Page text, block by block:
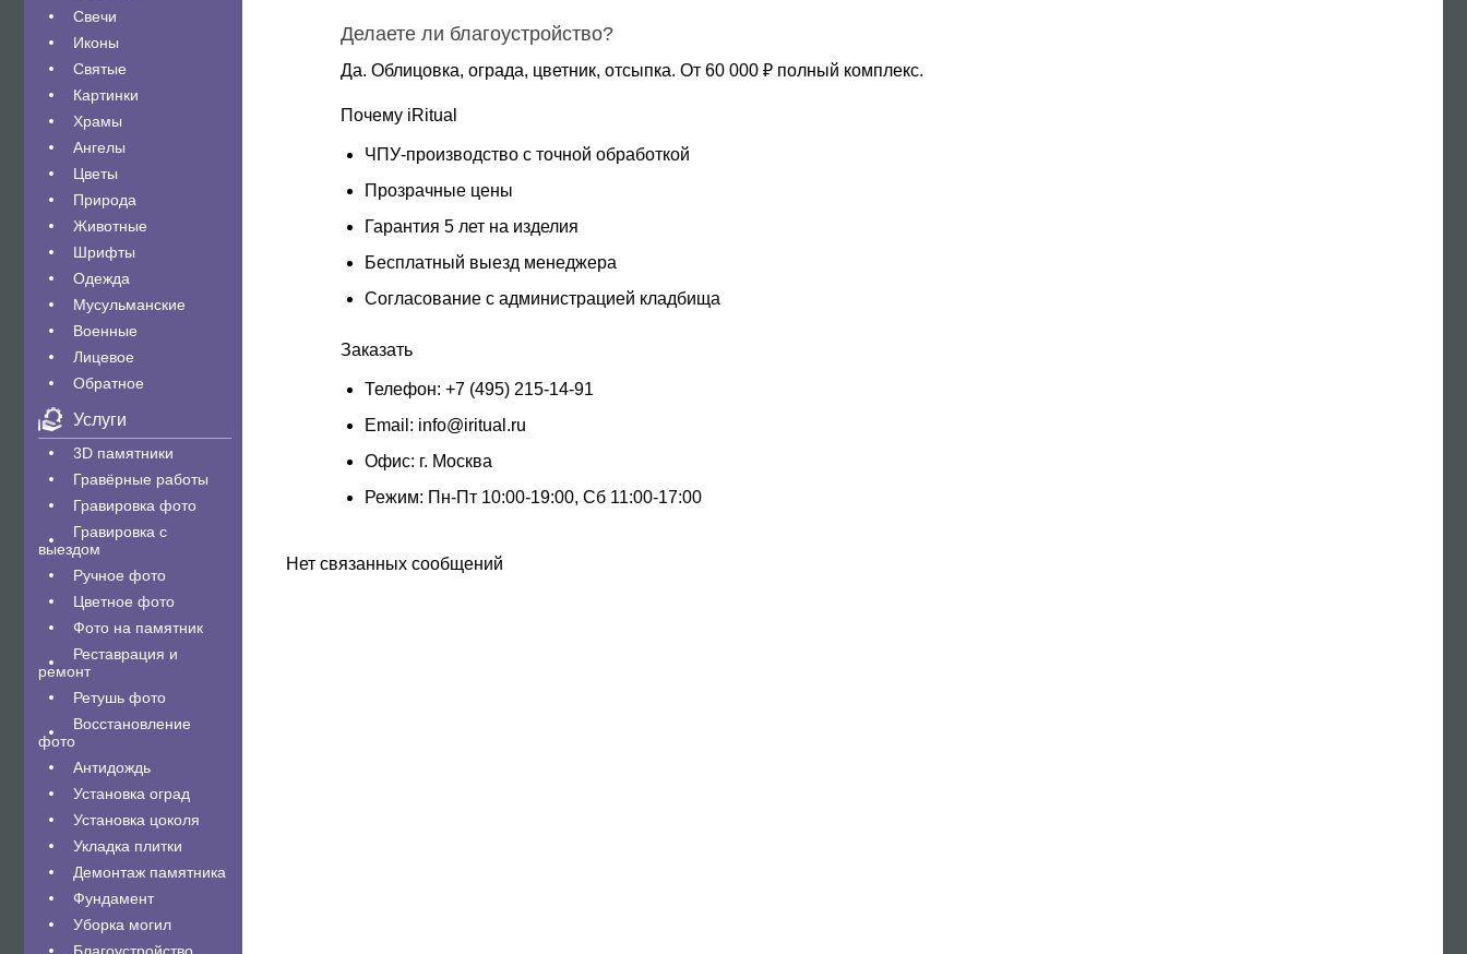
Свечи
Иконы
Святые
Картинки
Храмы
Ангелы
Цветы
Природа
Животные
Шрифты
Одежда
Мусульманские
Военные
Лицевое
Обратное
Услуги
3D памятники
Гравëрные работы
Гравировка фото
Гравировка с
выездом
Ручное фото
Цветное фото
Фото на памятник
Реставрация и
ремонт
Ретушь фото
Восстановление
фото
Антидождь
Установка оград
Установка цоколя
Укладка плитки
Демонтаж памятника
Фундамент
Уборка могил
Делаете ли благоустройство?
Да. Облицовка, ограда, цветник, отсыпка. От 60 000 ₽ полный комплекс.
Почему iRitual
ЧПУ-производство с точной обработкой
Прозрачные цены
Гарантия 5 лет на изделия
Бесплатный выезд менеджера
Согласование с администрацией кладбища
Заказать
Телефон: +7 (495) 215-14-91
Email: info@iritual.ru
Офис: г. Москва
Режим: Пн-Пт 10:00-19:00, Сб 11:00-17:00
Нет связанных сообщений